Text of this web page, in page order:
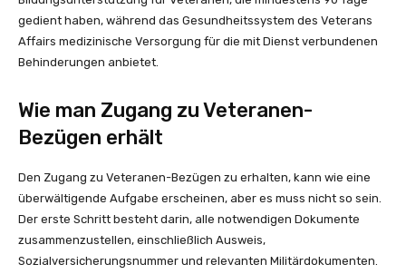
gedient haben, während das Gesundheitssystem des Veterans
Affairs medizinische Versorgung für die mit Dienst verbundenen
Behinderungen anbietet.
Wie man Zugang zu Veteranen-
Bezügen erhält
Den Zugang zu Veteranen-Bezügen zu erhalten, kann wie eine
überwältigende Aufgabe erscheinen, aber es muss nicht so sein.
Der erste Schritt besteht darin, alle notwendigen Dokumente
zusammenzustellen, einschließlich Ausweis,
Sozialversicherungsnummer und relevanten Militärdokumenten.